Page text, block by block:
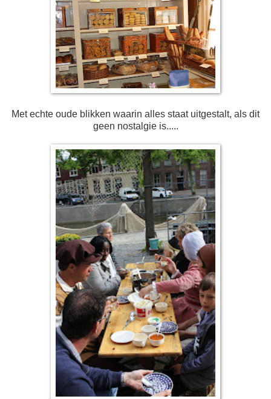
Met echte oude blikken waarin alles staat uitgestalt, als dit
geen nostalgie is.....